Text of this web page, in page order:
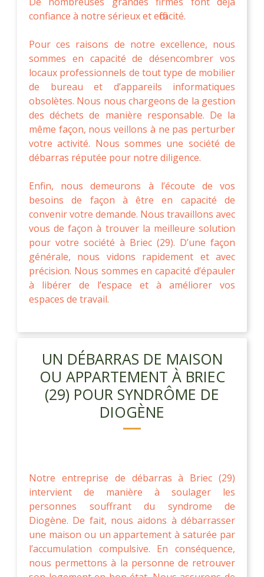
confiance à notre sérieux et efficacité.
Pour ces raisons de notre excellence, nous
sommes en capacité de désencombrer vos
locaux professionnels de tout type de mobilier
de bureau et d’appareils informatiques
obsolètes. Nous nous chargeons de la gestion
des déchets de manière responsable. De la
même façon, nous veillons à ne pas perturber
votre activité. Nous sommes une société de
débarras réputée pour notre diligence.
Enfin, nous demeurons à l’écoute de vos
besoins de façon à être en capacité de
convenir votre demande. Nous travaillons avec
vous de façon à trouver la meilleure solution
pour votre société à Briec (29). D’une façon
générale, nous vidons rapidement et avec
précision. Nous sommes en capacité d’épauler
à libérer de l’espace et à améliorer vos
espaces de travail.
UN DÉBARRAS DE MAISON
OU APPARTEMENT À BRIEC
(29) POUR SYNDRÔME DE
DIOGÈNE
Notre entreprise de débarras à Briec (29)
intervient de manière à soulager les
personnes souffrant du syndrome de
Diogène. De fait, nous aidons à débarrasser
une maison ou un appartement à saturée par
l’accumulation compulsive. En conséquence,
nous permettons à la personne de retrouver